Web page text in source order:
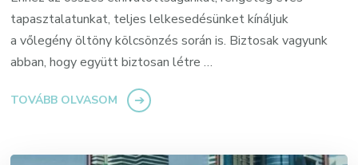
tapasztalatunkat, teljes lelkesedésünket kínáljuk
a vőlegény öltöny kölcsönzés során is. Biztosak vagyunk
abban, hogy együtt biztosan létre …
TOVÁBB OLVASOM